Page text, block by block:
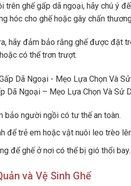
trên ghế gấp dã ngoại, hãy chú ý
hóc cho ghế hoặc gây chấn
hãy đảm bảo rằng ghế được đặt
có thể trơn trượt.
Dã Ngoại – Mẹo Lựa Chọn Và Sử
bảo người ngồi có tư thế an toàn.
để trẻ em hoặc vật nuôi leo trèo
để ghế ở nơi có thể bị gió thổi bay.
và Vệ Sinh Ghế